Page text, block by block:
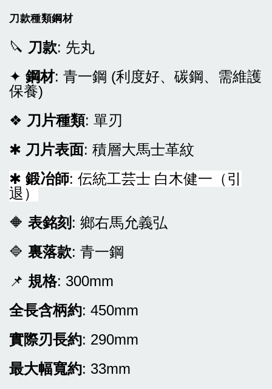
刀款種類鋼材
🔪 刀款: 先丸
✦ 鋼材: 青一鋼 (利度好、碳鋼、需維護
保養)
❖ 刀片種類: 單刃
✱ 刀片表面: 積層大馬士革紋
✱ 鍛冶師: 伝統工芸士 白木健一（引
退）
🔶 表銘刻 : 鄉右馬允義弘
🔷 裏落款: 青一鋼
📌 規格: 300mm
全長含柄約: 450mm
實際刃長約: 290mm
最大幅寬約: 33mm